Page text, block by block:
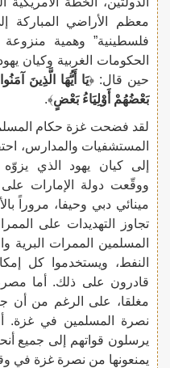
معظم الأراضي المباركة
فلسطينية” وهمية
الحكومات الغربية وكيان
حين قال: ﴿يَا أَيُّهَا الَّذِينَ
بَعْضُهُمْ أَوْلِيَاءُ بَعْضٍ﴾.
لقد فضحت غزة حكام
المستشفيات والمدارس،
إلى كيان يهود الذي يزوّه
ووقّعت دولة الإمارات
مينائي دبي وحيفا، مروراً
تجاوز التهديدات على
المسلمين الممرات البرية
النفط، ويستخدموا كل
قادرون على ذلك. أما
مغلقا، على الرغم من أن
نصرة المسلمين في غزة.
يرسلون قواتهم إلى جميع
يمنعونها من نصرة غزة في